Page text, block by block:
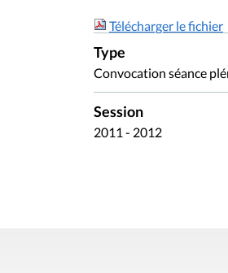
Télécharger le fichier
Type
Convocation séance
Session
2011 - 2012